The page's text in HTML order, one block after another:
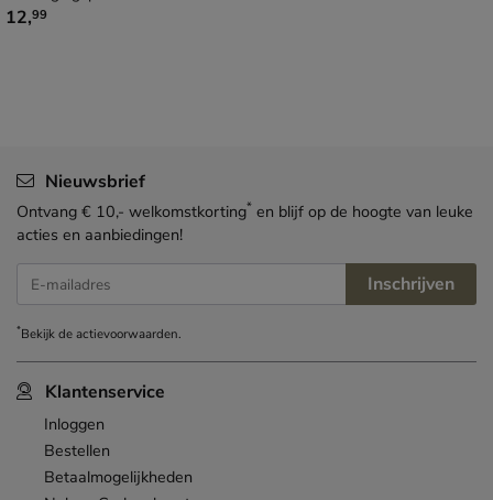
€ 12,99
12,99
Klantenservice
Inloggen
Bestellen
Betaalmogelijkheden
Nieuwsbrief
Ontvang € 10,- welkomstkorting* en blijf op de hoogte van leuke
acties en aanbiedingen!
E-mailadres Inschrijven
*Bekijk deactievoorwaarden.